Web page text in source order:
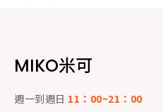
MIKO米可
週一到週日 11：00~21：00